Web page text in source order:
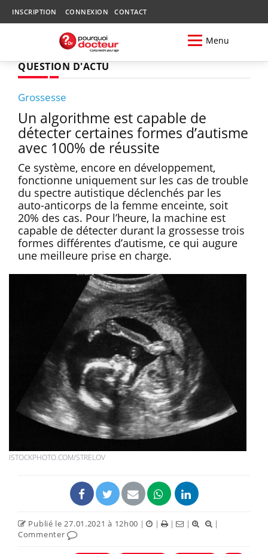
INSCRIPTION CONNEXION CONTACT
Menu
QUESTION D'ACTU
Grossesse
Un algorithme est capable de
détecter certaines formes d’autisme
avec 100% de réussite
Ce système, encore en développement,
fonctionne uniquement sur les cas de trouble
du spectre autistique déclenchés par les
auto-anticorps de la femme enceinte, soit
20% des cas. Pour l’heure, la machine est
capable de détecter durant la grossesse trois
formes différentes d’autisme, ce qui augure
une meilleure prise en charge.
ISTOCKPHOTO.COM/STRELOV
Publié le 27.01.2021 à 12h00 | | | |
|
Commenter